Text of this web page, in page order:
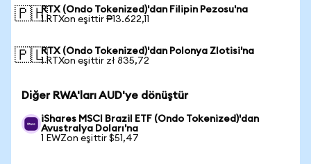
🇵🇭RTX (Ondo Tokenized)'dan Filipin Pezosu'na
1 RTXon eşittir ₱13.622,11
🇵🇱RTX (Ondo Tokenized)'dan Polonya Zlotisi'na
1 RTXon eşittir zł 835,72
Diğer RWA'ları AUD'ye dönüştür
iShares MSCI Brazil ETF (Ondo Tokenized)'dan
Avustralya Doları'na
1 EWZon eşittir $51,47